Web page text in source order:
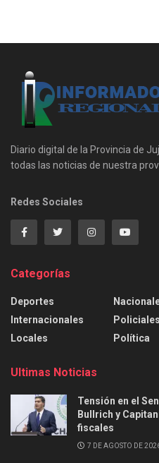
Diario digital de la Provincia de
todas las noticias de nuestra
Redes Sociales
Categorías
Deportes
Internacionales
Locales
Policiales
Política
Ultimas Noticias
Tensión en el
Bullrich y
fiscales
7 DE AGOSTO DE